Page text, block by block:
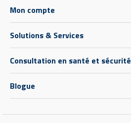
Mon compte
Solutions & Services
Consultation en santé et sécurité
Blogue